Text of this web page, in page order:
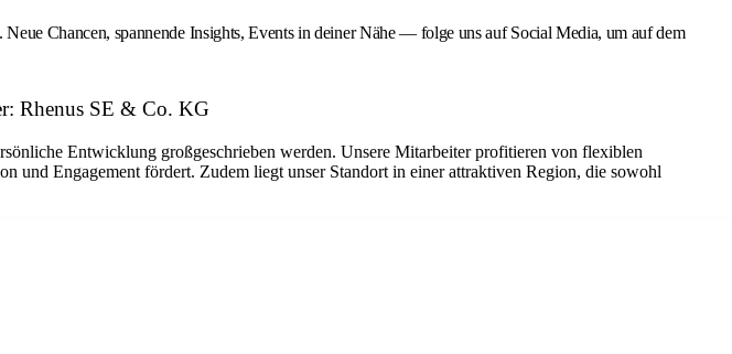
Chancen, spannende Insights, Events in deiner Nähe — folge uns auf Social Media, um auf dem
Rhenus SE & Co. KG
Entwicklung großgeschrieben werden. Unsere Mitarbeiter profitieren von flexiblen
und Engagement fördert. Zudem liegt unser Standort in einer attraktiven Region, die sowohl